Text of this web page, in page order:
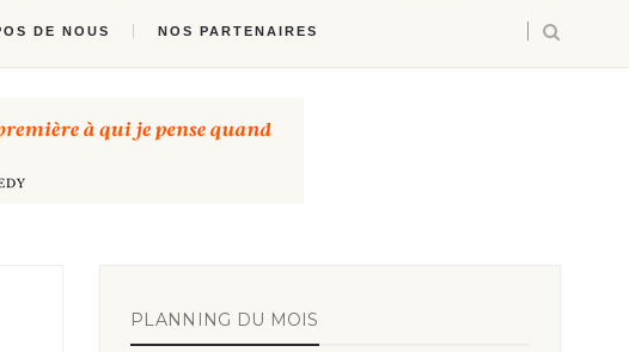
DE NOUS NOS PARTENAIRES
PLANNING DU MOIS